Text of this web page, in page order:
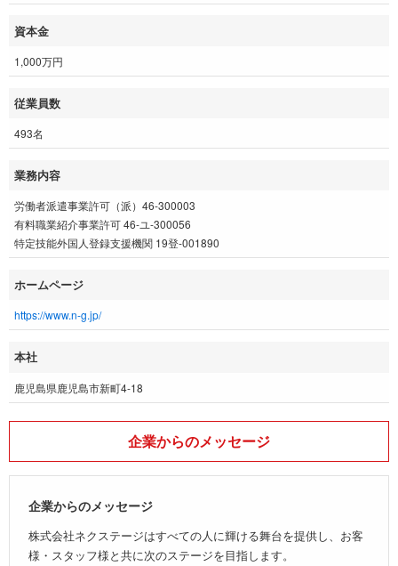
資本金
1,000万円
従業員数
493名
業務内容
労働者派遣事業許可（派）46-300003
有料職業紹介事業許可 46-ユ-300056
特定技能外国人登録支援機関 19登-001890
ホームページ
https://www.n-g.jp/
本社
鹿児島県鹿児島市新町4-18
企業からのメッセージ
企業からのメッセージ
株式会社ネクステージはすべての人に輝ける舞台を提供し、お客
様・スタッフ様と共に次のステージを目指します。